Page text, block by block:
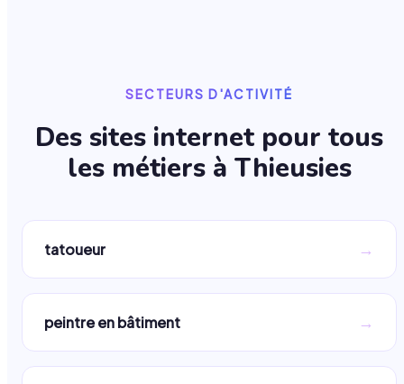
SECTEURS D'ACTIVITÉ
Des sites internet pour tous
les métiers à Thieusies
tatoueur →
peintre en bâtiment →